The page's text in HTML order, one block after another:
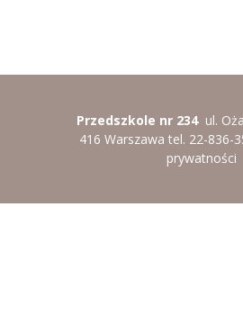
Przedszkole nr 234 ul.
416 Warszawa tel. 22-836-
prywatności